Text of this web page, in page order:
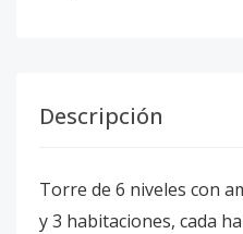
Descripción
Torre de 6 niveles con
y 3 habitaciones, cada